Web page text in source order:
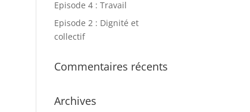
Episode 4 : Travail
Episode 2 : Dignité et
collectif
Commentaires récents
Archives